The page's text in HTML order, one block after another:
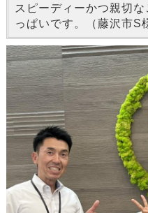
スピーディーかつ親切
っぱいです。（藤沢市